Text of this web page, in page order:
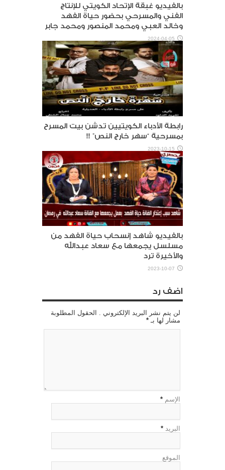
بالفيديو غبقة الإتحاد الكويتي للإنتاج
الفني والمسرحي بحضور حياة الفهد
وخالد العبي ومحمد المنصور ومحمد جابر
2024-04-05
رابطة الأدباء الكويتيين تدشن بيت المسرح
بمسرحية “سهر خارج النص” !!
2023-10-15
بالفيديو شاهد إنسحاب حياة الفهد من
مسلسل يجمعها مع سعاد عبدالله
والأخيرة ترد
2023-10-07
اضف رد
لن يتم نشر البريد الإلكتروني . الحقول المطلوبة
مشار لها بـ *
الإسم *
البريد *
الموقع